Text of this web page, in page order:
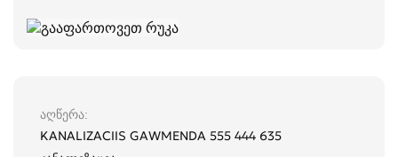
აღწერა
KANALIZACIIS GAWMENDA 555 444 635